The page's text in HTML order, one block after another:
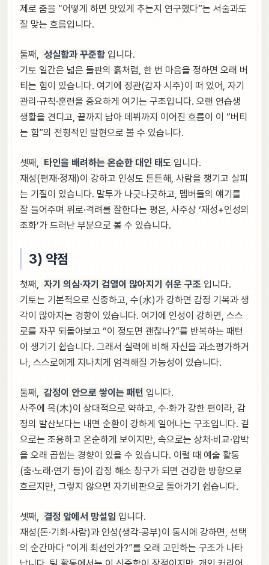
제로 춤을 “어떻게 하면 맛있게 추는지 연구했다”는 서술과도
잘 맞는 흐름입니다.
둘째, 성실함과 꾸준함 입니다.
기토 일간은 넓은 들판의 흙처럼, 한 번 마음을 정하면 오래 버
티는 힘이 있습니다. 여기에 정관(갑자 시주)이 떠 있어, 자기
관리·규칙·훈련을 중요하게 여기는 구조입니다. 오랜 연습생
생활을 견디고, 끝까지 남아 데뷔까지 이어진 흐름이 이 “버티
는 힘”의 전형적인 발현으로 볼 수 있습니다.
셋째, 타인을 배려하는 온순한 대인 태도 입니다.
재성(편재·정재)이 강하고 인성도 튼튼해, 사람을 챙기고 살피
는 기질이 있습니다. 말투가 나긋나긋하고, 멤버들의 얘기를
잘 들어주며 위로·격려를 잘한다는 평은, 사주상 ‘재성+인성의
조화’가 드러난 부분으로 볼 수 있습니다.
3) 약점
첫째, 자기 의심·자기 검열이 많아지기 쉬운 구조 입니다.
기토는 기본적으로 신중하고, 수(水)가 강하면 감정 기복과 생
각이 많아지는 경향이 있습니다. 여기에 인성이 강하면, 스스
로를 자꾸 되돌아보고 “이 정도면 괜찮나?”를 반복하는 패턴
이 생기기 쉽습니다. 그래서 실력에 비해 자신을 과소평가하거
나, 스스로에게 지나치게 엄격해질 가능성이 있습니다.
둘째, 감정이 안으로 쌓이는 패턴 입니다.
사주에 목(木)이 상대적으로 약하고, 수·화가 강한 편이라, 감
정의 발산보다는 내면 순환이 강하게 일어나는 구조입니다. 겉
으로는 조용하고 온순하게 보이지만, 속으로는 상처·비교·압박
을 오래 곱씹는 경향이 있을 수 있습니다. 이럴 때 예술 활동
(춤·노래·연기 등)이 감정 해소 창구가 되면 건강한 방향으로
흐르지만, 그렇지 않으면 자기비판으로 돌아가기 쉽습니다.
셋째, 결정 앞에서 망설임 입니다.
재성(돈·기회·사람)과 인성(생각·공부)이 동시에 강하면, 선택
의 순간마다 “이게 최선인가?”를 오래 고민하는 구조가 나타